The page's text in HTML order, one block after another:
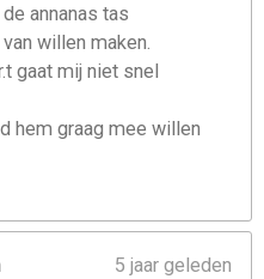
annanas tas
willen maken.
gaat mij niet snel
hem graag mee willen
5 jaar geleden